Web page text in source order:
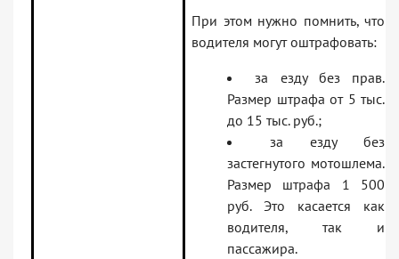
При этом нужно помнить, что
водителя могут оштрафовать:
за езду без прав.
Размер штрафа от 5 тыс.
до 15 тыс. руб.;
за езду без
застегнутого мотошлема.
Размер штрафа 1 500
руб. Это касается как
водителя, так и
пассажира.